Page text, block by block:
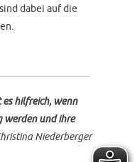
dabei auf die
es hilfreich, wenn
werden und ihre
Niederberger